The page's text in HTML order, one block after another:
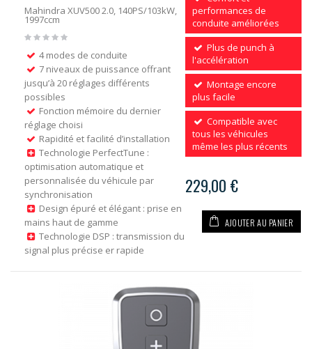
Mahindra XUV500 2.0, 140PS/103kW,
1997ccm
4 modes de conduite
7 niveaux de puissance offrant
jusqu’à 20 réglages différents
possibles
Fonction mémoire du dernier
réglage choisi
Rapidité et facilité d’installation
Technologie PerfectTune :
optimisation automatique et
personnalisée du véhicule par
synchronisation
Design épuré et élégant : prise en
mains haut de gamme
Technologie DSP : transmission du
signal plus précise er rapide
performances de
conduite améliorées
Plus de punch à
l'accélération
Montage encore
plus facile
Compatible avec
tous les véhicules
même les plus récents
229,00 €
AJOUTER AU PANIER